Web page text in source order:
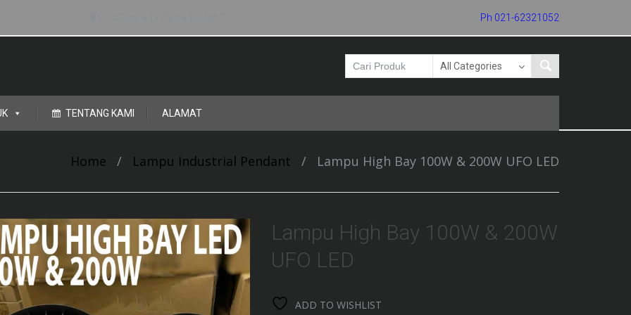
Ph 021-62321052
TENTANG KAMI ALAMAT
Home / Lampu Industrial Pendant / Lampu High Bay 100W & 200W UFO LED
Lampu High Bay 100W & 200W
UFO LED
ADD TO WISHLIST